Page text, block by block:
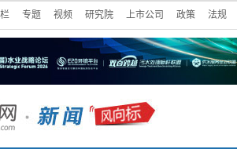
专题 视频 研究院 上市公司 政策 法规